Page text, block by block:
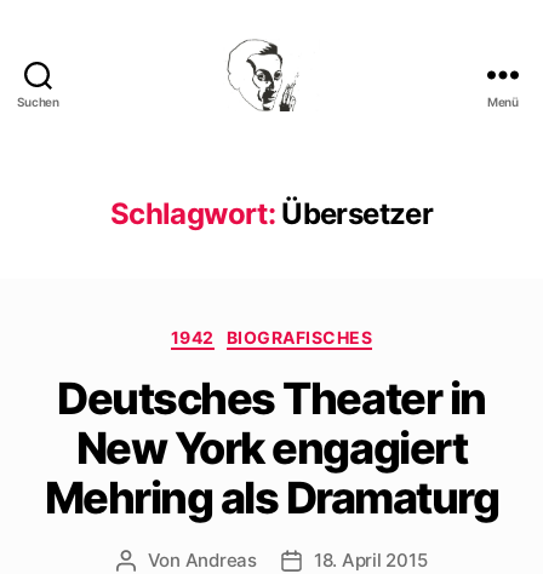
Suchen Menü
Schlagwort: Übersetzer
Kategorien
1942 BIOGRAFISCHES
Deutsches Theater in
New York engagiert
Mehring als Dramaturg
Beitragsautor
Von Andreas Beitragsdatum
18. April 2015